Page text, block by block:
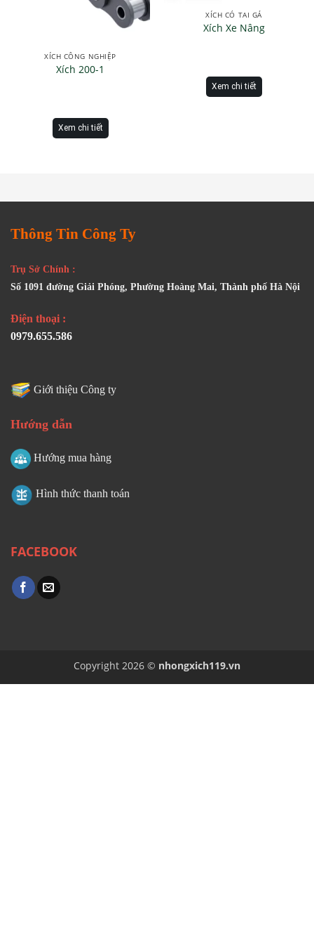
XÍCH CÔNG NGHIỆP
Xích 200-1
Xem chi tiết
XÍCH CÓ TAI GÁ
Xích Xe Nâng
Xem chi tiết
Thông Tin Công Ty
Trụ Sở Chính :
Số 1091 đường Giải Phóng, Phường Hoàng Mai, Thành phố Hà Nội
Điện thoại :
0979.655.586
Giới thiệu Công ty
Hướng dẫn
Hướng mua hàng
Hình thức thanh toán
FACEBOOK
Copyright 2026 © nhongxich119.vn